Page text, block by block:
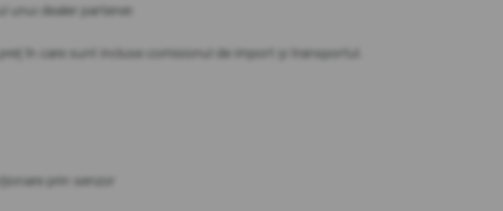
unui dealer partener.
în care sunt incluse comisionul de import și transportul.
prin senzor